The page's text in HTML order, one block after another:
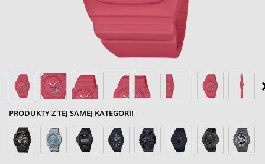
PRODUKTY Z TEJ SAMEJ KATEGORII